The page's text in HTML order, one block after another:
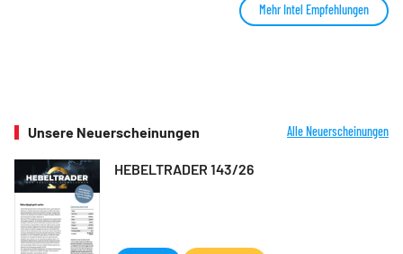
Mehr Intel Empfehlungen
Unsere Neuerscheinungen Alle Neuerscheinungen
HEBELTRADER 143/26